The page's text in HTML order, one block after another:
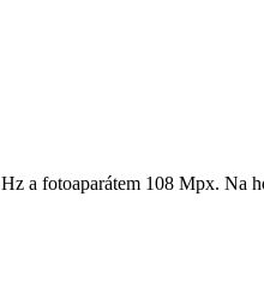
a fotoaparátem 108 Mpx.